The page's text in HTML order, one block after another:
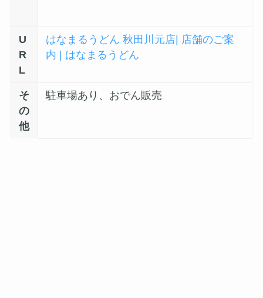
U
R
L
はなまるうどん 秋田川元店| 店舗のご案
内 | はなまるうどん
そ
の
他
駐車場あり、おでん販売